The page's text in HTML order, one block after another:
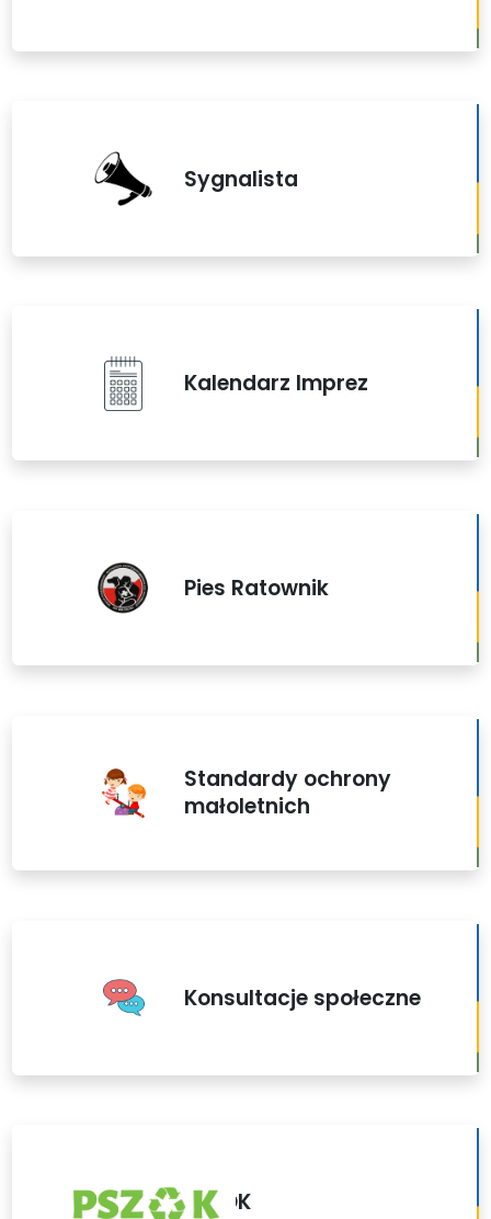
Sygnalista
Kalendarz Imprez
Pies Ratownik
Standardy ochrony
małoletnich
Konsultacje społeczne
PSZOK